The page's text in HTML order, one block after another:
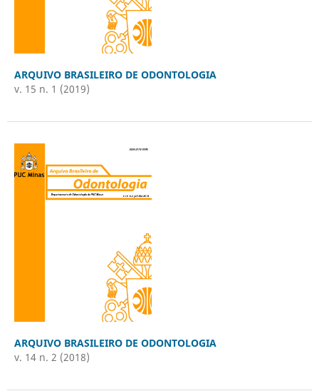
ARQUIVO BRASILEIRO DE ODONTOLOGIA
v. 15 n. 1 (2019)
ARQUIVO BRASILEIRO DE ODONTOLOGIA
v. 14 n. 2 (2018)